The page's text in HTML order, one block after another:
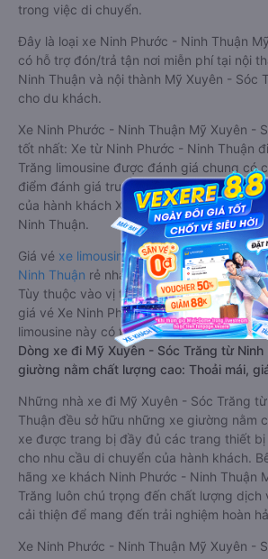
trong việc di chuyển.
Đây là loại xe Ninh Phước - Ninh Thuận
có hỗ trợ đón/trả tận nơi miễn phí tại nội
Ninh Thuận và nội thành Mỹ Xuyên - Sóc
cho du khách.
Xe Ninh Phước - Ninh Thuận Mỹ Xuyên -
tốt nhất: Xe từ Ninh Phước - Ninh Thuận
Trăng limousine được đánh giá chung có
điểm đánh giá trung bình từ 3.8/5 dựa
của hành khách Xe về Mỹ Xuyên - Sóc
Ninh Thuận.
Giá vé xe limousine đi Mỹ Xuyên - Sóc
Ninh Thuận rẻ nhất là 550000VND của
Tùy thuộc vào vị trí ngồi của bạn và
giá vé Xe Ninh Phước - Ninh Thuận đi Mỹ
limousine này có thể sẽ rẻ hơn
Dòng xe đi Mỹ Xuyên - Sóc Trăng từ
giường nằm chất lượng cao: Thoải mái,
Những nhà xe đi Mỹ Xuyên - Sóc Trăng
Thuận đều sở hữu những xe giường nằm
xe được trang bị đầy đủ các trang thiết bị
cho nhu cầu di chuyển của hành khách.
hãng xe khách Ninh Phước - Ninh Thuận
Trăng luôn chú trọng đến chất lượng dịch
cải thiện để mang đến trải nghiệm hoàn
Xe Ninh Phước - Ninh Thuận Mỹ Xuyên -